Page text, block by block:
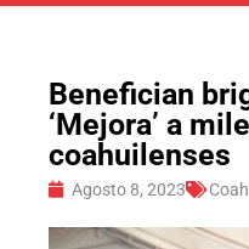
Benefician
‘Mejora’ a
coahuilenses
Agosto 8, 2023